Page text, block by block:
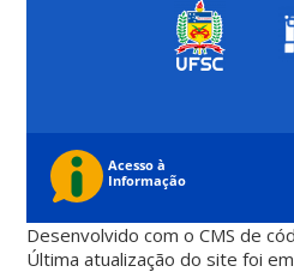
Desenvolvido com o CMS de
Última atualização do site foi